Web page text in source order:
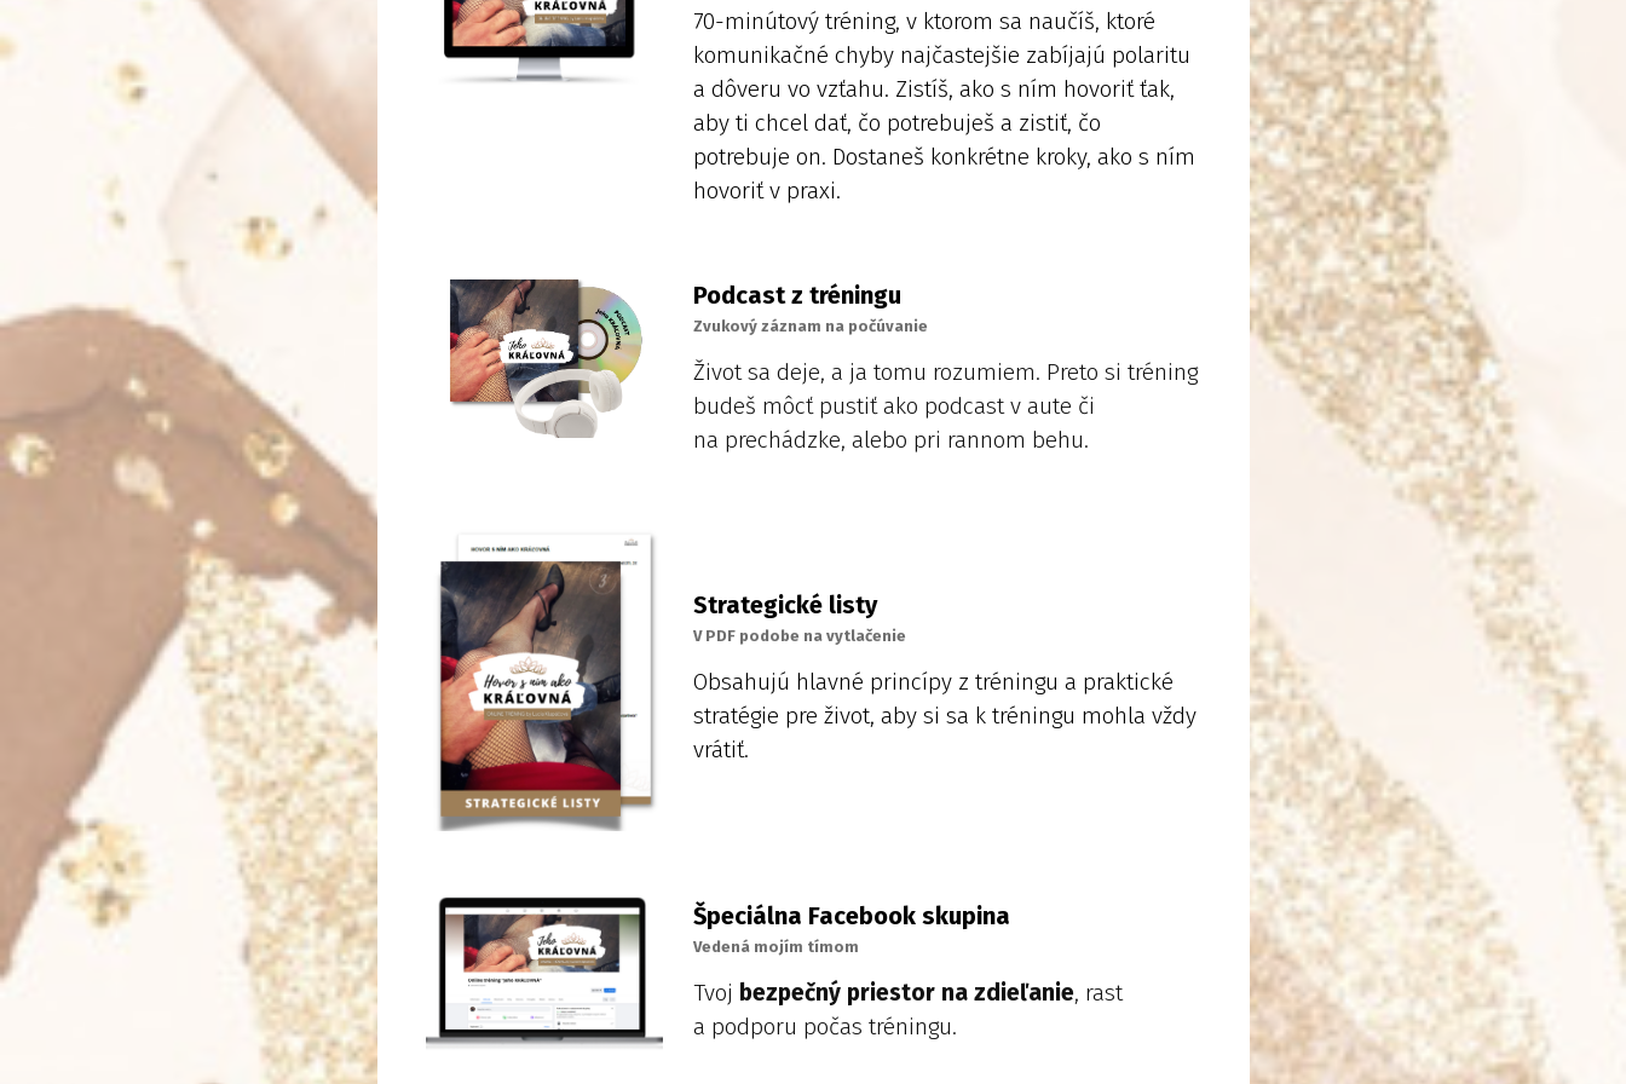
70-minútový tréning, v ktorom sa naučíš, ktoré
komunikačné chyby najčastejšie zabíjajú polaritu
a dôveru vo vzťahu. Zistíš, ako s ním hovoriť ťak,
aby ti chcel dať, čo potrebuješ a zistiť, čo
potrebuje on. Dostaneš konkrétne kroky, ako s ním
hovoriť v praxi.
Podcast z tréningu
Zvukový záznam na počúvanie
Život sa deje, a ja tomu rozumiem. Preto si tréning
budeš môcť pustiť ako podcast v aute či
na prechádzke, alebo pri rannom behu.
Strategické listy
V PDF podobe na vytlačenie
Obsahujú hlavné princípy z tréningu a praktické
stratégie pre život, aby si sa k tréningu mohla vždy
vrátiť.
Špeciálna Facebook skupina
Vedená mojím tímom
Tvoj bezpečný priestor na zdieľanie, rast
a podporu počas tréningu.